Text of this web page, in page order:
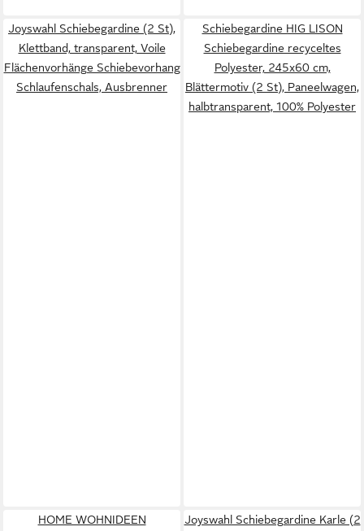
Joyswahl Schiebegardine (2 St),
Klettband, transparent, Voile
Flächenvorhänge Schiebevorhang
Schlaufenschals, Ausbrenner
Schiebegardine HIG LISON
Schiebegardine recyceltes
Polyester, 245x60 cm,
Blättermotiv (2 St), Paneelwagen,
halbtransparent, 100% Polyester
HOME WOHNIDEEN
Joyswahl Schiebegardine Karle (2